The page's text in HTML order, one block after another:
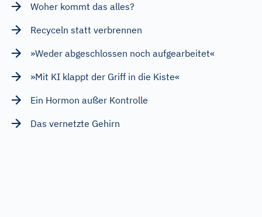
Woher kommt das alles?
Recyceln statt verbrennen
»Weder abgeschlossen noch aufgearbeitet«
»Mit KI klappt der Griff in die Kiste«
Ein Hormon außer Kontrolle
Das vernetzte Gehirn